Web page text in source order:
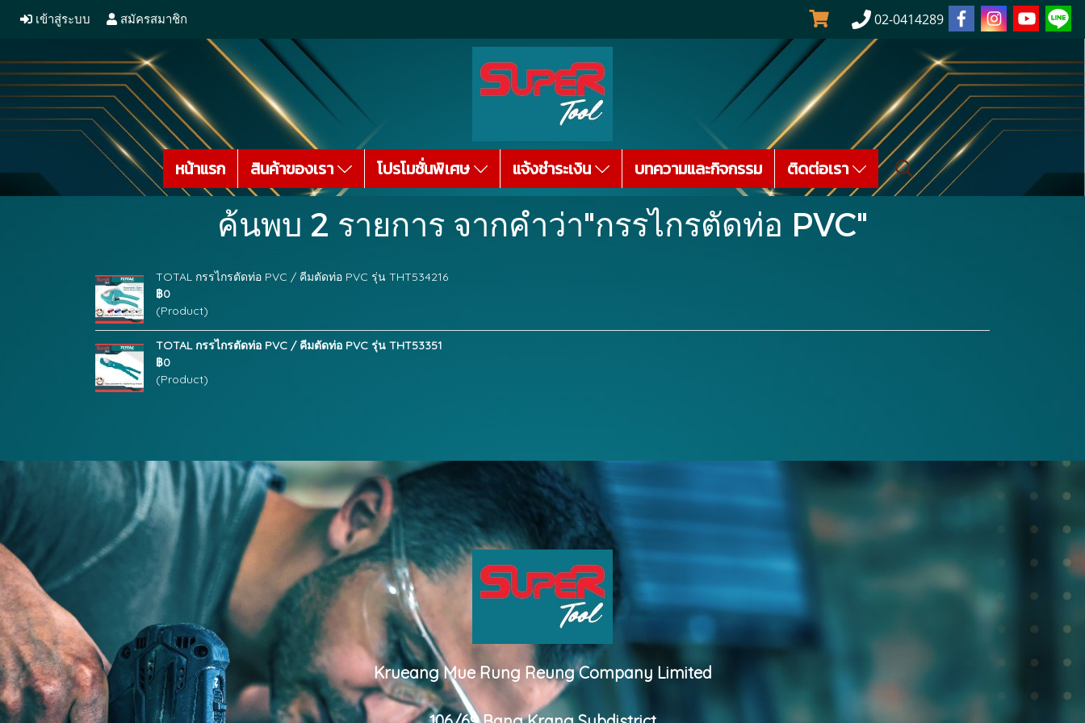
เข้าสู่ระบบ สมัครสมาชิก 02-0414289
หน้าแรก สินค้าของเรา โปรโมชั่นพิเศษ แจ้งชำระเงิน บทความและกิจกรรม ติดต่อเรา
ค้นพบ 2 รายการ จากคำว่า"กรรไกรตัดท่อ PVC"
TOTAL กรรไกรตัดท่อ PVC / คีมตัดท่อ PVC รุ่น THT534216
฿0
(Product)
TOTAL กรรไกรตัดท่อ PVC / คีมตัดท่อ PVC รุ่น THT53351
฿0
(Product)
Krueang Mue Rung Reung Company Limited